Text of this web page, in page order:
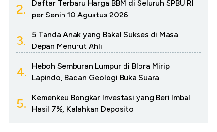
2.
Daftar Terbaru Harga BBM di Seluruh SPBU RI
per Senin 10 Agustus 2026
3.
5 Tanda Anak yang Bakal Sukses di Masa
Depan Menurut Ahli
4.
Heboh Semburan Lumpur di Blora Mirip
Lapindo, Badan Geologi Buka Suara
5.
Kemenkeu Bongkar Investasi yang Beri Imbal
Hasil 7%, Kalahkan Deposito